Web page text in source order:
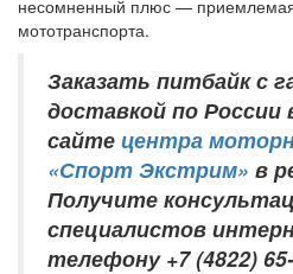
несомненный плюс — приемлемая
мототранспорта.
Заказать питбайк с
доставкой по
сайте центра
«Спорт Экстрим» в
Получите
специалистов
телефону +7 (4822)